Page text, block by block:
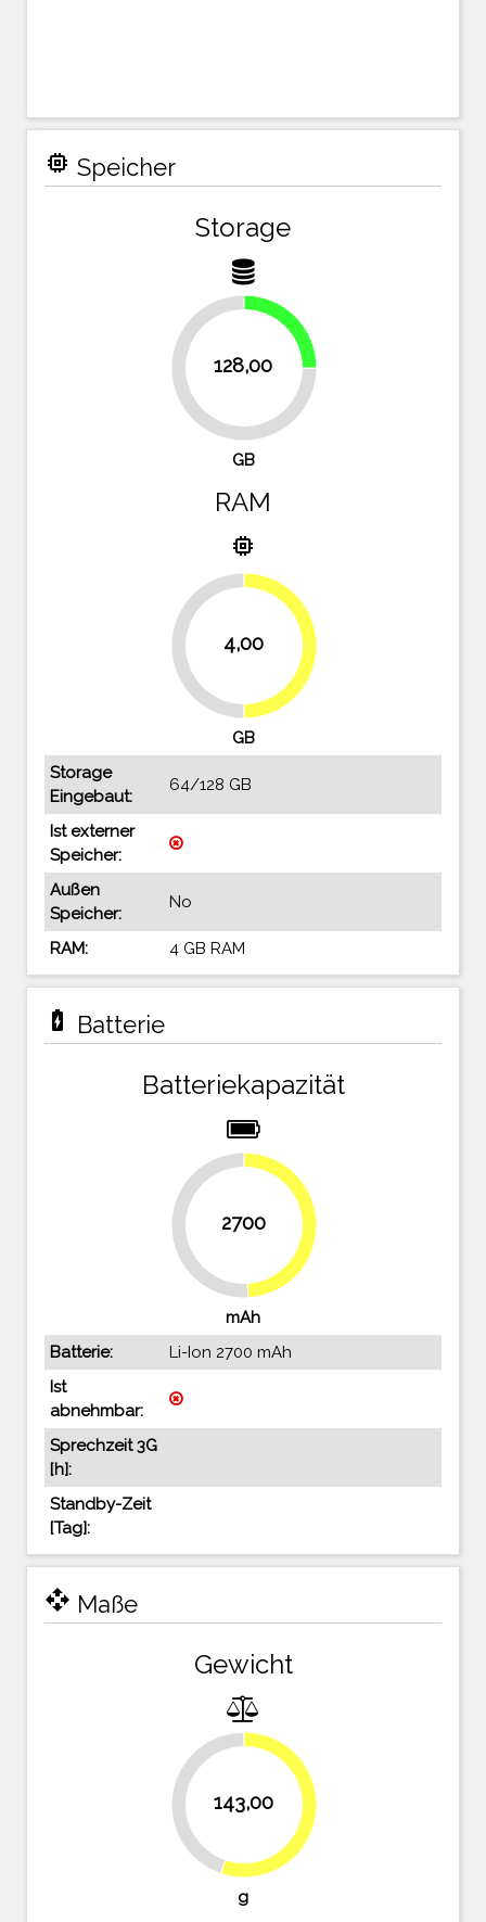
memory Speicher
Storage
128,00
75%
25%
GB
RAM
memory
4,00 50%
GB
Storage
Eingebaut:
64/128 GB
Ist externer
Speicher:
Außen
Speicher:
No
RAM: 4 GB RAM
battery_charging_full Batterie
Batteriekapazität
2700 49.1%
mAh
Batterie:
Li-Ion 2700 mAh
Ist
abnehmbar:
Sprechzeit 3G
[h]:
Standby-Zeit
[Tag]:
open_with Maße
Gewicht
143,00
55.2%
g